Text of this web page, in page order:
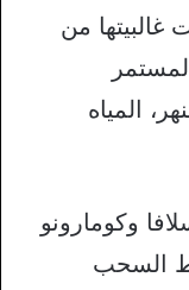
غالبيتها من
المياه
وكومارونو
السحب